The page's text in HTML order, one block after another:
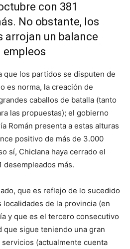
con 381
No obstante, los
arrojan un balance
empleos
que los partidos se disputen de
es norma, la creación de
caballos de batalla (tanto
las propuestas); el gobierno
Román presenta a estas alturas
positivo de más de 3.000
sí, Chiclana haya cerrado el
desempleados más.
que es reflejo de lo sucedido
localidades de la provincia (en
y que es el tercero consecutivo
que sigue teniendo una gran
(actualmente cuenta